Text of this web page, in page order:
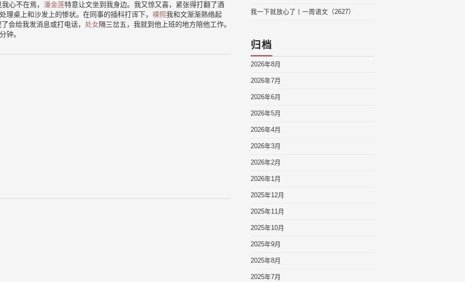
心不在焉， 潘金莲特意让文坐到我身边。我又惊又喜，紧张得打翻了酒
理桌上和沙发上的惨状。在同事的插科打诨下， 裸照我和文渐渐熟络起
会给我发消息或打电话， 处女隔三岔五，我就到他上班的地方陪他工作。
钟。
我一下就放心了丨一周语文（2627）
归档
2026年8月
2026年7月
2026年6月
2026年5月
2026年4月
2026年3月
2026年2月
2026年1月
2025年12月
2025年11月
2025年10月
2025年9月
2025年8月
2025年7月